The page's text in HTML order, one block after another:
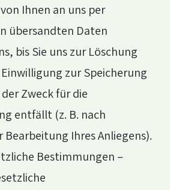
Ihnen an uns per
übersandten Daten
bis Sie uns zur Löschung
zur Speicherung
Zweck für die
entfällt (z. B. nach
Bearbeitung Ihres Anliegens).
Bestimmungen –